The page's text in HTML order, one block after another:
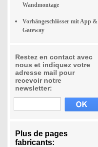
Wandmontage
Vorhängeschlösser mit App &
Gateway
Restez en contact avec
nous et indiquez votre
adresse mail pour
recevoir notre
newsletter:
Plus de pages
fabricants: